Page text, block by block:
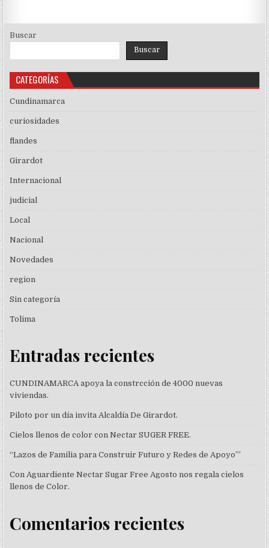
Buscar
Buscar
CATEGORÍAS
Cundinamarca
curiosidades
flandes
Girardot
Internacional
judicial
Local
Nacional
Novedades
region
Sin categoría
Tolima
Entradas recientes
CUNDINAMARCA apoya la constrcción de 4000 nuevas
viviendas.
Piloto por un día invita Alcaldía De Girardot.
Cielos llenos de color con Nectar SUGER FREE.
“Lazos de Familia para Construir Futuro y Redes de Apoyo’”
Con Aguardiente Nectar Sugar Free Agosto nos regala cielos
llenos de Color.
Comentarios recientes